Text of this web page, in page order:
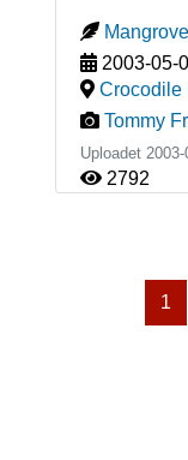
2003-05-
Crocodile
Tommy
Uploadet
2792
1